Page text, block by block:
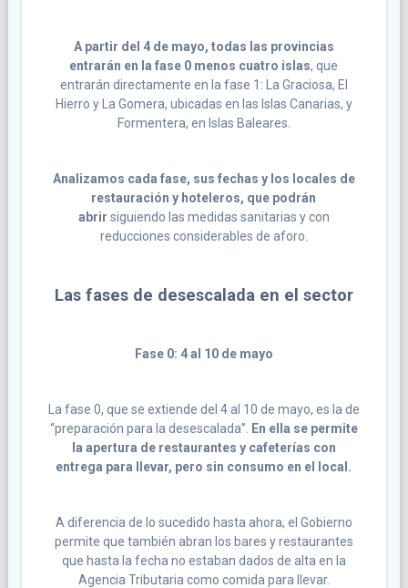
A partir del 4 de mayo, todas las provincias
entrarán en la fase 0 menos cuatro islas, que
entrarán directamente en la fase 1: La Graciosa, El
Hierro y La Gomera, ubicadas en las Islas Canarias, y
Formentera, en Islas Baleares.
Analizamos cada fase, sus fechas y los locales de
restauración y hoteleros, que podrán
abrir siguiendo las medidas sanitarias y con
reducciones considerables de aforo.
Las fases de desescalada en el sector
Fase 0: 4 al 10 de mayo
La fase 0, que se extiende del 4 al 10 de mayo, es la de
“preparación para la desescalada”.
En ella se permite
la apertura de restaurantes y cafeterías con
entrega para llevar, pero sin consumo en el local.
A diferencia de lo sucedido hasta ahora, el Gobierno
permite que también abran los bares y restaurantes
que hasta la fecha no estaban dados de alta en la
Agencia Tributaria como comida para llevar.